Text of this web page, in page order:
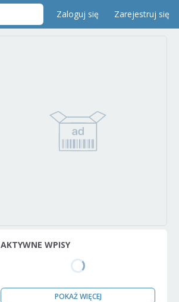
Zaloguj się Zarejestruj się
AKTYWNE WPISY
POKAŻ WIĘCEJ